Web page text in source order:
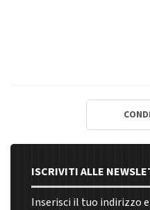
ISCRIVITI ALLE
Inserisci il tuo indirizzo